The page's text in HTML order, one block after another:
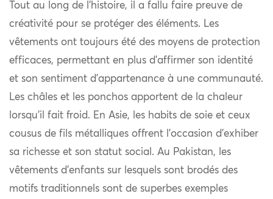
Tout au long de l’histoire, il a fallu faire preuve de
créativité pour se protéger des éléments. Les
vêtements ont toujours été des moyens de protection
efficaces, permettant en plus d’affirmer son identité
et son sentiment d’appartenance à une communauté.
Les châles et les ponchos apportent de la chaleur
lorsqu’il fait froid. En Asie, les habits de soie et ceux
cousus de fils métalliques offrent l’occasion d’exhiber
sa richesse et son statut social. Au Pakistan, les
vêtements d’enfants sur lesquels sont brodés des
motifs traditionnels sont de superbes exemples